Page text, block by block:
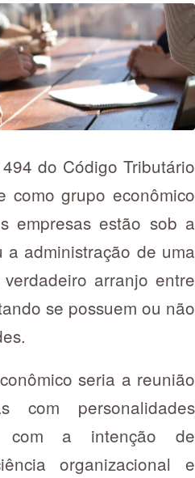
do Código Tributário
como grupo econômico
empresas estão sob a
administração de uma
arranjo entre
se possuem ou não
seria a reunião
com personalidades
com a intenção de
organizacional e